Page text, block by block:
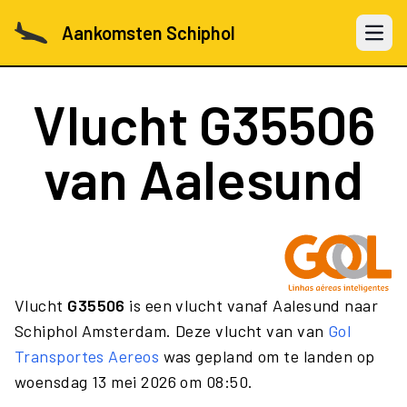
Aankomsten Schiphol Open
Vlucht G35506
van Aalesund
Vlucht G35506 is een vlucht vanaf Aalesund naar
Schiphol Amsterdam. Deze vlucht van van Gol
Transportes Aereos was gepland om te landen op
woensdag 13 mei 2026 om 08:50.